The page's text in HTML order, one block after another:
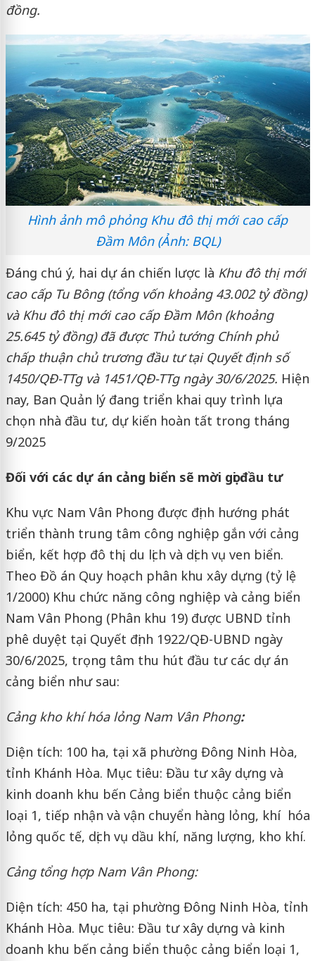
đồng.
Hình ảnh mô phỏng Khu đô thị mới cao cấp
Đầm Môn (Ảnh: BQL)
Đáng chú ý, hai dự án chiến lược là Khu đô thị mới
cao cấp Tu Bông (tổng vốn khoảng 43.002 tỷ đồng)
và Khu đô thị mới cao cấp Đầm Môn (khoảng
25.645 tỷ đồng) đã được Thủ tướng Chính phủ
chấp thuận chủ trương đầu tư tại Quyết định số
1450/QĐ-TTg và 1451/QĐ-TTg ngày 30/6/2025. Hiện
nay, Ban Quản lý đang triển khai quy trình lựa
chọn nhà đầu tư, dự kiến hoàn tất trong tháng
9/2025
Đối với các dự án cảng biển sẽ mời gọi đầu tư
Khu vực Nam Vân Phong được định hướng phát
triển thành trung tâm công nghiệp gắn với cảng
biển, kết hợp đô thị, du lịch và dịch vụ ven biển.
Theo Đồ án Quy hoạch phân khu xây dựng (tỷ lệ
1/2000) Khu chức năng công nghiệp và cảng biển
Nam Vân Phong (Phân khu 19) được UBND tỉnh
phê duyệt tại Quyết định 1922/QĐ-UBND ngày
30/6/2025, trọng tâm thu hút đầu tư các dự án
cảng biển như sau:
Cảng kho khí hóa lỏng Nam Vân Phong:
Diện tích: 100 ha, tại xã phường Đông Ninh Hòa,
tỉnh Khánh Hòa. Mục tiêu: Đầu tư xây dựng và
kinh doanh khu bến Cảng biển thuộc cảng biển
loại 1, tiếp nhận và vận chuyển hàng lỏng, khí hóa
lỏng quốc tế, dịch vụ dầu khí, năng lượng, kho khí.
Cảng tổng hợp Nam Vân Phong:
Diện tích: 450 ha, tại phường Đông Ninh Hòa, tỉnh
Khánh Hòa. Mục tiêu: Đầu tư xây dựng và kinh
doanh khu bến cảng biển thuộc cảng biển loại 1,